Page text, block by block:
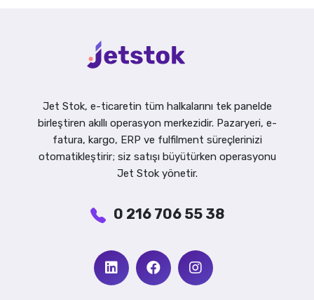
Jet Stok, e-ticaretin tüm halkalarını tek panelde
birleştiren akıllı operasyon merkezidir. Pazaryeri, e-
fatura, kargo, ERP ve fulfilment süreçlerinizi
otomatikleştirir; siz satışı büyütürken operasyonu
Jet Stok yönetir.
0 216 706 55 38